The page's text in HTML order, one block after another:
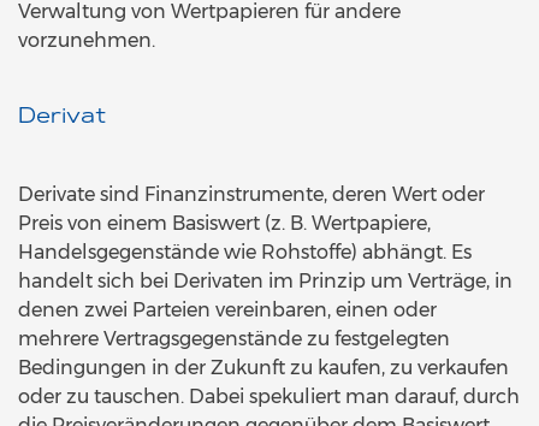
Verwaltung von Wertpapieren für andere
vorzunehmen.
Derivat
Derivate sind Finanzinstrumente, deren Wert oder
Preis von einem Basiswert (z. B. Wertpapiere,
Handelsgegenstände wie Rohstoffe) abhängt. Es
handelt sich bei Derivaten im Prinzip um Verträge, in
denen zwei Parteien vereinbaren, einen oder
mehrere Vertragsgegenstände zu festgelegten
Bedingungen in der Zukunft zu kaufen, zu verkaufen
oder zu tauschen. Dabei spekuliert man darauf, durch